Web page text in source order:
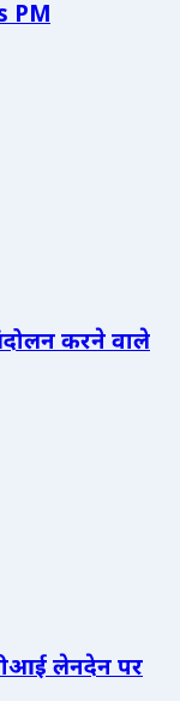
PM
करने वाले
लेनदेन पर